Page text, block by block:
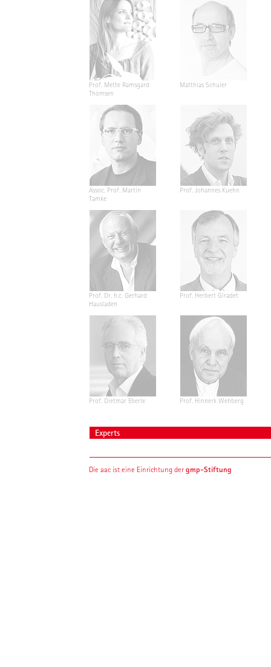
Prof. Mette Ramsgard
Thomsen
Matthias Schuler
Assoc. Prof. Martin
Tamke
Prof. Johannes Kuehn
Prof. Dr. h.c. Gerhard
Hausladen
Prof. Herbert Giradet
Prof. Dietmar Eberle Prof. Hinnerk Wehberg
Experts
Die aac ist eine Einrichtung dergmp-Stiftung